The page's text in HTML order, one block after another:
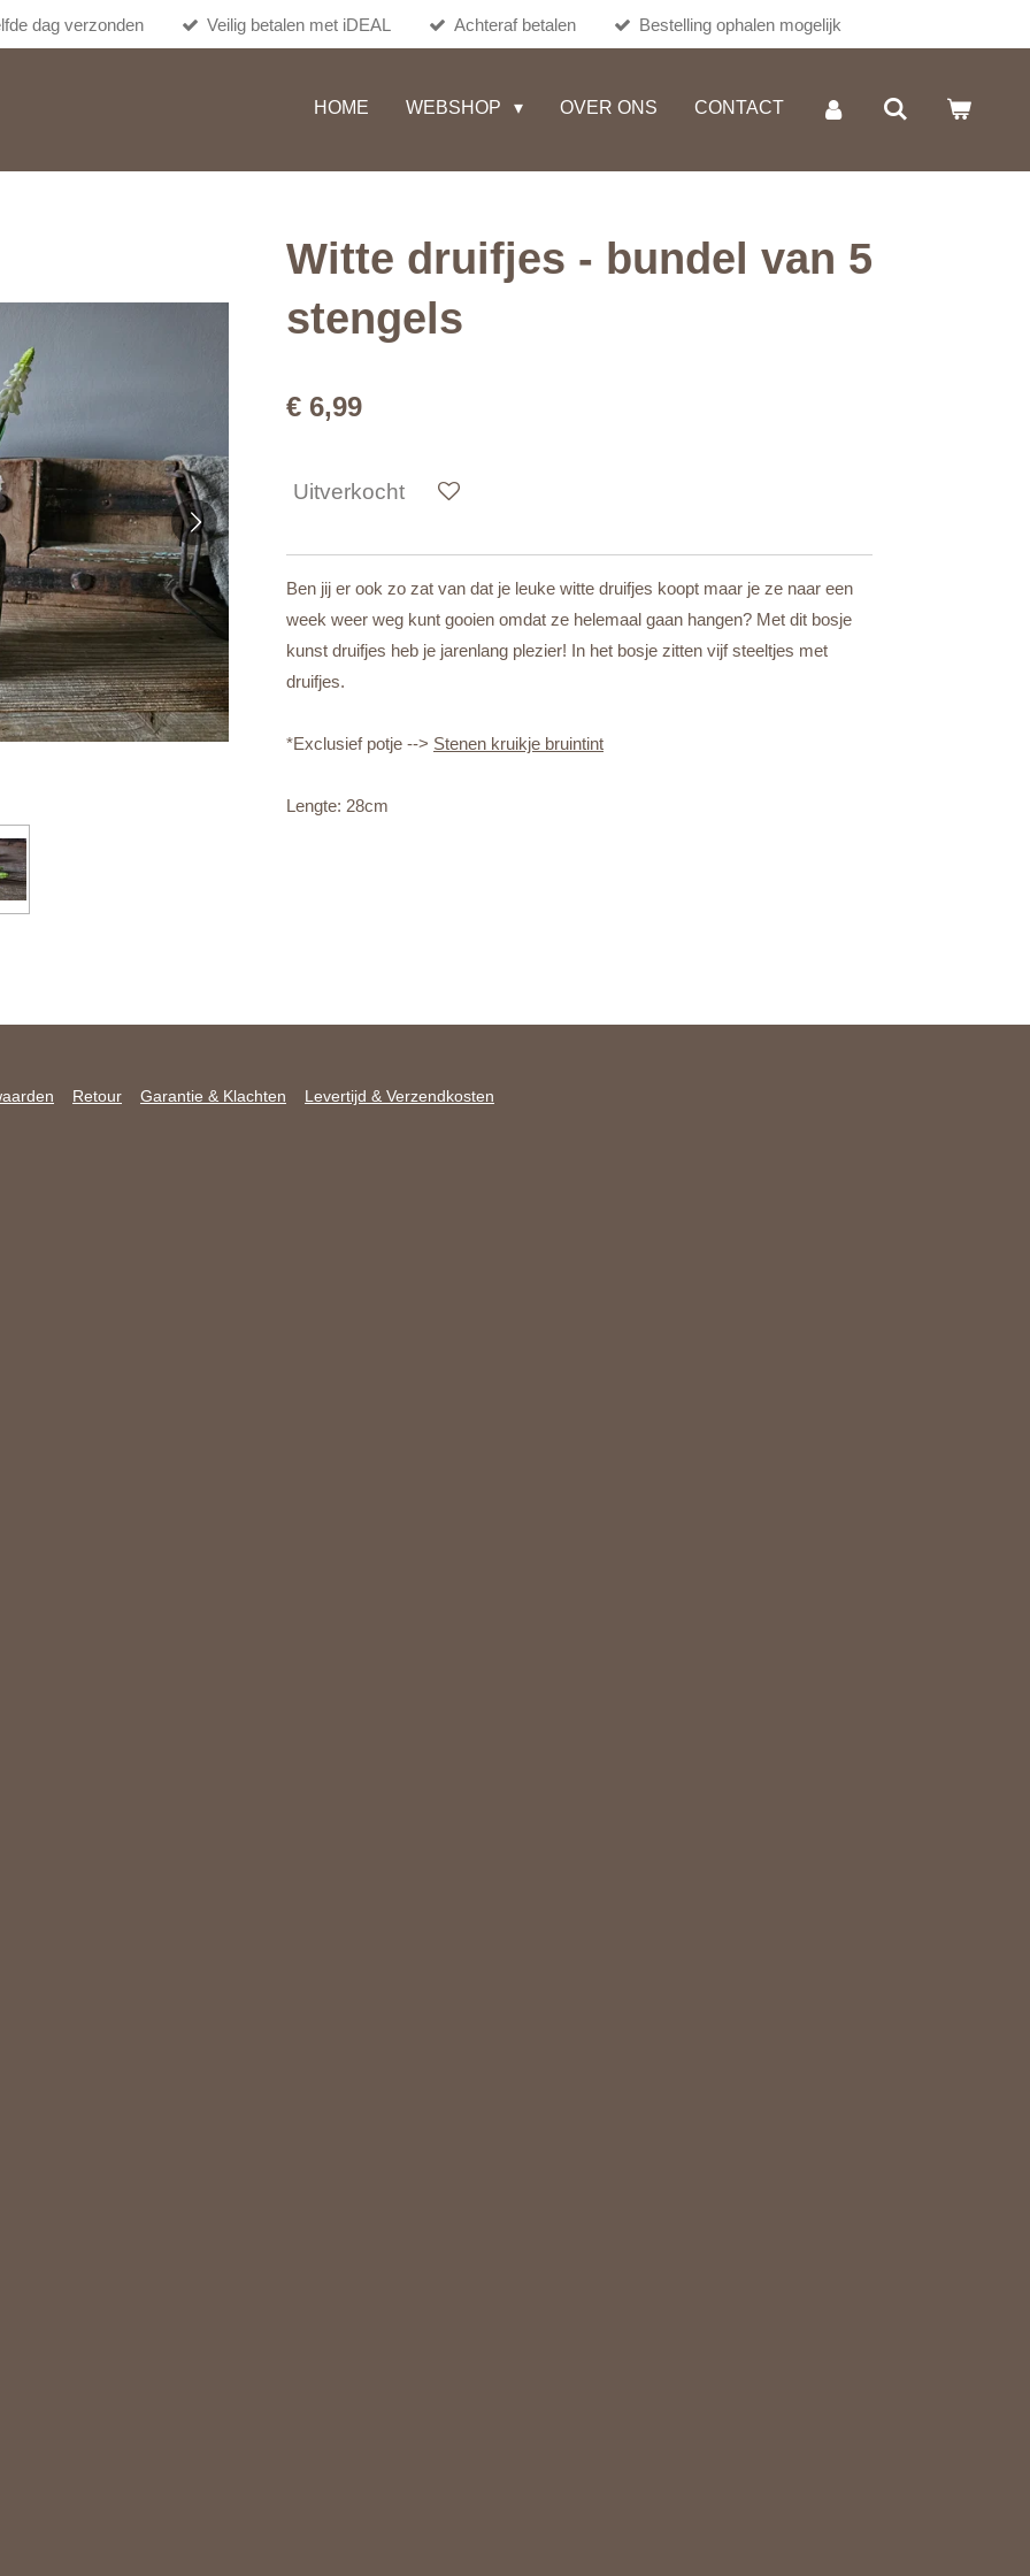
dag verzonden Veilig betalen met iDEAL Achteraf betalen Bestelling ophalen mogelijk
HOME WEBSHOP OVER ONS CONTACT
Witte druifjes - bundel van 5
stengels
€ 6,99
Uitverkocht
Ben jij er ook zo zat van dat je leuke witte druifjes koopt maar je ze naar een
week weer weg kunt gooien omdat ze helemaal gaan hangen? Met dit bosje
kunst druifjes heb je jarenlang plezier! In het bosje zitten vijf steeltjes met
druifjes.
*Exclusief potje --> Stenen kruikje bruintint
Lengte: 28cm
Retour Garantie & Klachten Levertijd & Verzendkosten